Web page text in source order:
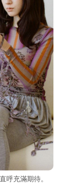
呼充滿期待。